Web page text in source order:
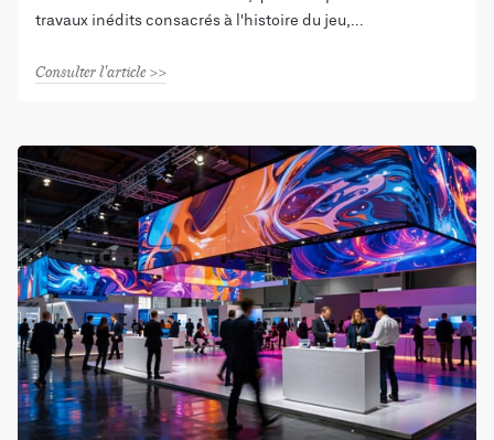
travaux inédits consacrés à l'histoire du jeu,
Consulter l'article